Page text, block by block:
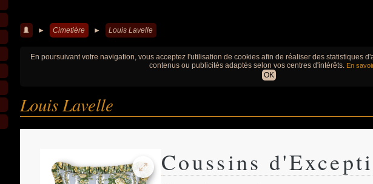
► Cimetière ► Louis Lavelle
En poursuivant votre navigation, vous acceptez l'utilisation de cookies afin de réaliser des statistiques
contenus ou publicités adaptés selon vos centres d'intérêts. En
OK
Louis Lavelle
Coussins